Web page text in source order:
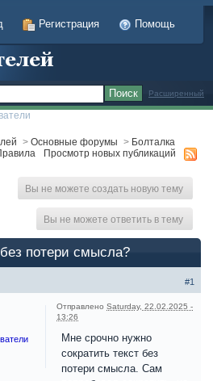
Регистрация Помощь
Расширенный
> Основные форумы > Болталка
Просмотр новых публикаций
Вы не можете создать новую тему
Вы не можете ответить в тему
без потери смысла?
#1
Отправлено Saturday, 22.02.2025 -
13:26
Мне срочно нужно
сократить текст без
потери смысла. Сам